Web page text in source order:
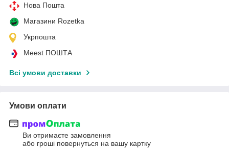
Нова Пошта
Магазини Rozetka
Укрпошта
Meest ПОШТА
Всі умови доставки
Умови оплати
Ви отримаєте замовлення
або гроші повернуться на вашу картку